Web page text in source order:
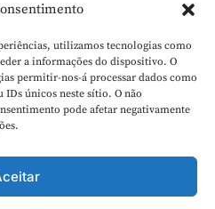
utilizamos tecnologias como
a informações do dispositivo. O
permitir-nos-á processar dados como
IDs únicos neste sítio. O não
pode afetar negativamente